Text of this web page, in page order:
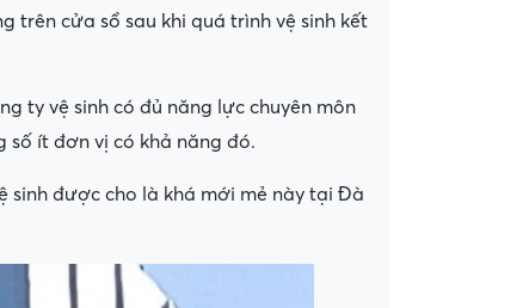
trên cửa sổ sau khi quá trình vệ sinh kết
ty vệ sinh có đủ năng lực chuyên môn
số ít đơn vị có khả năng đó.
sinh được cho là khá mới mẻ này tại Đà